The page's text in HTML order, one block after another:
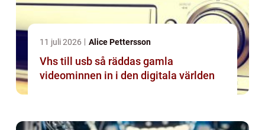
11 juli 2026 Alice Pettersson
Vhs till usb så räddas gamla
videominnen in i den digitala världen